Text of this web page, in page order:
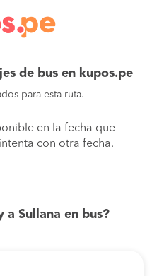
de bus en kupos.pe
para esta ruta.
en la fecha que
con otra fecha.
a Sullana en bus?